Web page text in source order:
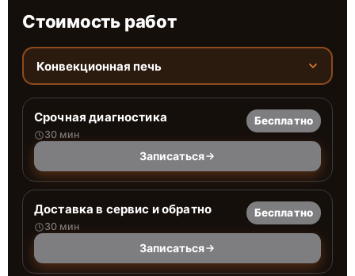
Стоимость работ
Конвекционная печь
Срочная диагностика
30 мин
Бесплатно
Записаться
Доставка в сервис и обратно
30 мин
Бесплатно
Записаться